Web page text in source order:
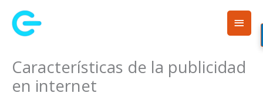
contenido
Características de la publicidad
en internet